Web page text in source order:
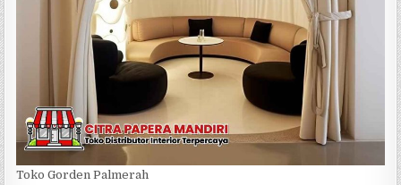
Toko Gorden Palmerah